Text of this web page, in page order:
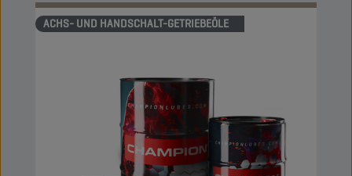
ACHS- UND HANDSCHALT-GETRIEBEÖLE